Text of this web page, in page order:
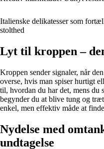
Italienske delikatesser som
stolthed
Lyt til kroppen –
Kroppen sender signaler, når
overse, hvis man spiser hurtigt
til, hvordan du har det, mens du
begynder du at blive tung og
enkel, men effektiv måde at
Nydelse med
undtagelse